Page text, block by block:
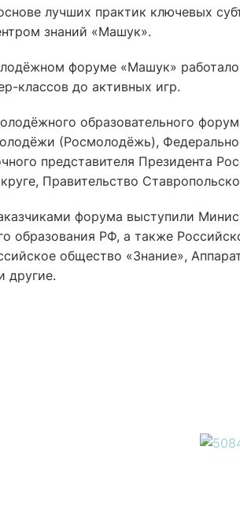
лучших практик ключевых
знаний «Машук».
форуме «Машук»
классов до активных игр.
образовательного
(Росмолодёжь),
представителя Президента
Правительство
форума выступили
образования РФ, а также
общество «Знание»,
другие.